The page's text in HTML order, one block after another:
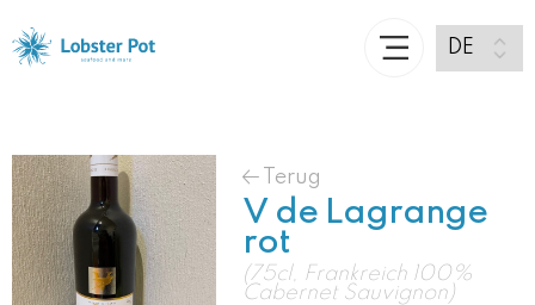
Terug
V de Lagrange
rot
(75cl, Frankreich 100%
Cabernet Sauvignon)